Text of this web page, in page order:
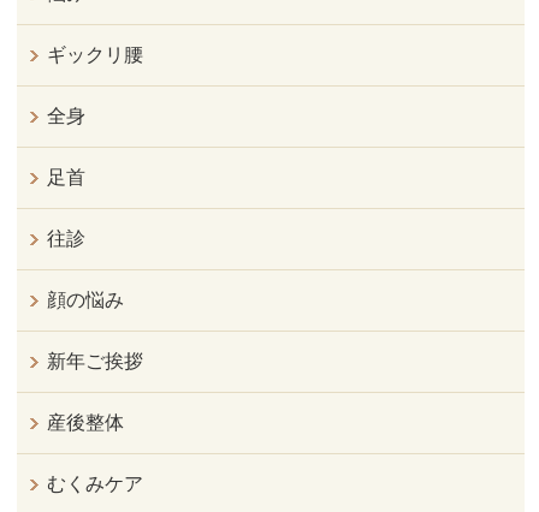
ギックリ腰
全身
足首
往診
顔の悩み
新年ご挨拶
産後整体
むくみケア